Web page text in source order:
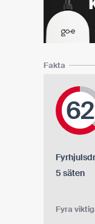
Fakta
62
5 säten
Fyra